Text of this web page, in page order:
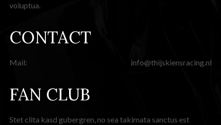
voluptua.
CONTACT
Mail: info@thijskiensracing.nl
FAN CLUB
Stet clita kasd gubergren, no sea takimata sanctus est